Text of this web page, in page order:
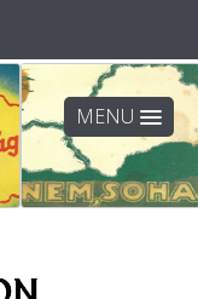
MENU